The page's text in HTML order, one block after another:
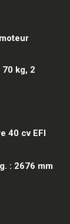
kg, 2
40 cv EFI
: 2676 mm